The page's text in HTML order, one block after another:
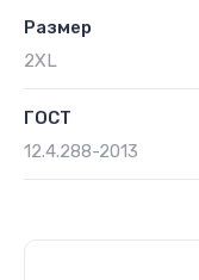
Размер
2XL
ГОСТ
12.4.288-2013